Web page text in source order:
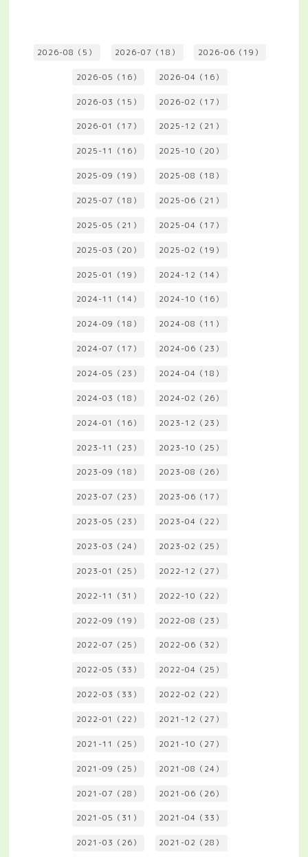
2026-08（5） 2026-07（18） 2026-06（19）
2026-05（16） 2026-04（16）
2026-03（15） 2026-02（17）
2026-01（17） 2025-12（21）
2025-11（16） 2025-10（20）
2025-09（19） 2025-08（18）
2025-07（18） 2025-06（21）
2025-05（21） 2025-04（17）
2025-03（20） 2025-02（19）
2025-01（19） 2024-12（14）
2024-11（14） 2024-10（16）
2024-09（18） 2024-08（11）
2024-07（17） 2024-06（23）
2024-05（23） 2024-04（18）
2024-03（18） 2024-02（26）
2024-01（16） 2023-12（23）
2023-11（23） 2023-10（25）
2023-09（18） 2023-08（26）
2023-07（23） 2023-06（17）
2023-05（23） 2023-04（22）
2023-03（24） 2023-02（25）
2023-01（25） 2022-12（27）
2022-11（31） 2022-10（22）
2022-09（19） 2022-08（23）
2022-07（25） 2022-06（32）
2022-05（33） 2022-04（25）
2022-03（33） 2022-02（22）
2022-01（22） 2021-12（27）
2021-11（25） 2021-10（27）
2021-09（25） 2021-08（24）
2021-07（28） 2021-06（26）
2021-05（31） 2021-04（33）
2021-03（26） 2021-02（28）